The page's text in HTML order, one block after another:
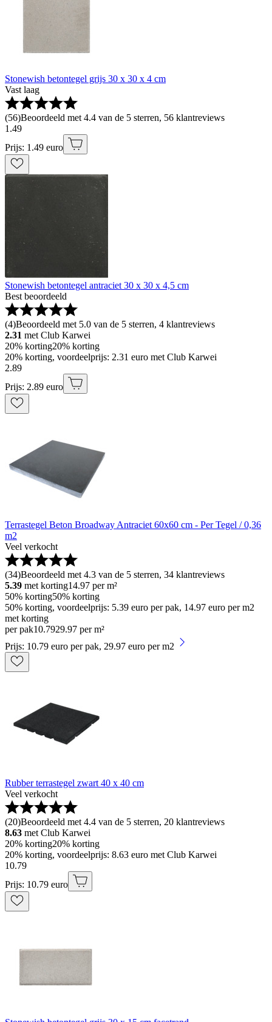
Stonewish betontegel grijs 30 x 30 x 4 cm
Vast laag
(56)Beoordeeld met 4.4 van de 5 sterren, 56 klantreviews
1 .49
Prijs: 1.49 euro
Stonewish betontegel antraciet 30 x 30 x 4,5 cm
Best beoordeeld
(4)Beoordeeld met 5.0 van de 5 sterren, 4 klantreviews
2.31 met Club Karwei
20% korting20% korting
20% korting, voordeelprijs: 2.31 euro met Club Karwei
2.89
Prijs: 2.89 euro
Terrastegel Beton Broadway Antraciet 60x60 cm - Per Tegel / 0,36
m2
Veel verkocht
(34)Beoordeeld met 4.3 van de 5 sterren, 34 klantreviews
5.39 met korting14.97 per m²
50% korting50% korting
50% korting, voordeelprijs: 5.39 euro per pak, 14.97 euro per m2
met korting
per pak10.7929.97 per m²
Prijs: 10.79 euro per pak, 29.97 euro per m2
Rubber terrastegel zwart 40 x 40 cm
Veel verkocht
(20)Beoordeeld met 4.4 van de 5 sterren, 20 klantreviews
8.63 met Club Karwei
20% korting20% korting
20% korting, voordeelprijs: 8.63 euro met Club Karwei
10.79
Prijs: 10.79 euro